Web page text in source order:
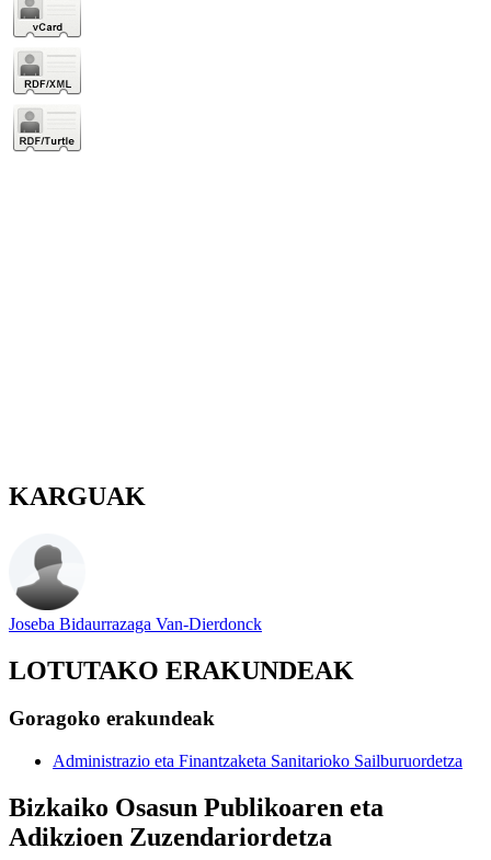
KARGUAK
Joseba Bidaurrazaga Van-Dierdonck
LOTUTAKO ERAKUNDEAK
Goragoko erakundeak
Administrazio eta Finantzaketa Sanitarioko Sailburuordetza
Bizkaiko Osasun Publikoaren eta
Adikzioen Zuzendariordetza